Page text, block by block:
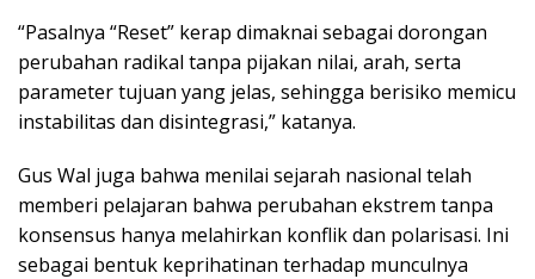
“Pasalnya “Reset” kerap dimaknai sebagai dorongan
perubahan radikal tanpa pijakan nilai, arah, serta
parameter tujuan yang jelas, sehingga berisiko memicu
instabilitas dan disintegrasi,” katanya.
Gus Wal juga bahwa menilai sejarah nasional telah
memberi pelajaran bahwa perubahan ekstrem tanpa
konsensus hanya melahirkan konflik dan polarisasi. Ini
sebagai bentuk keprihatinan terhadap munculnya